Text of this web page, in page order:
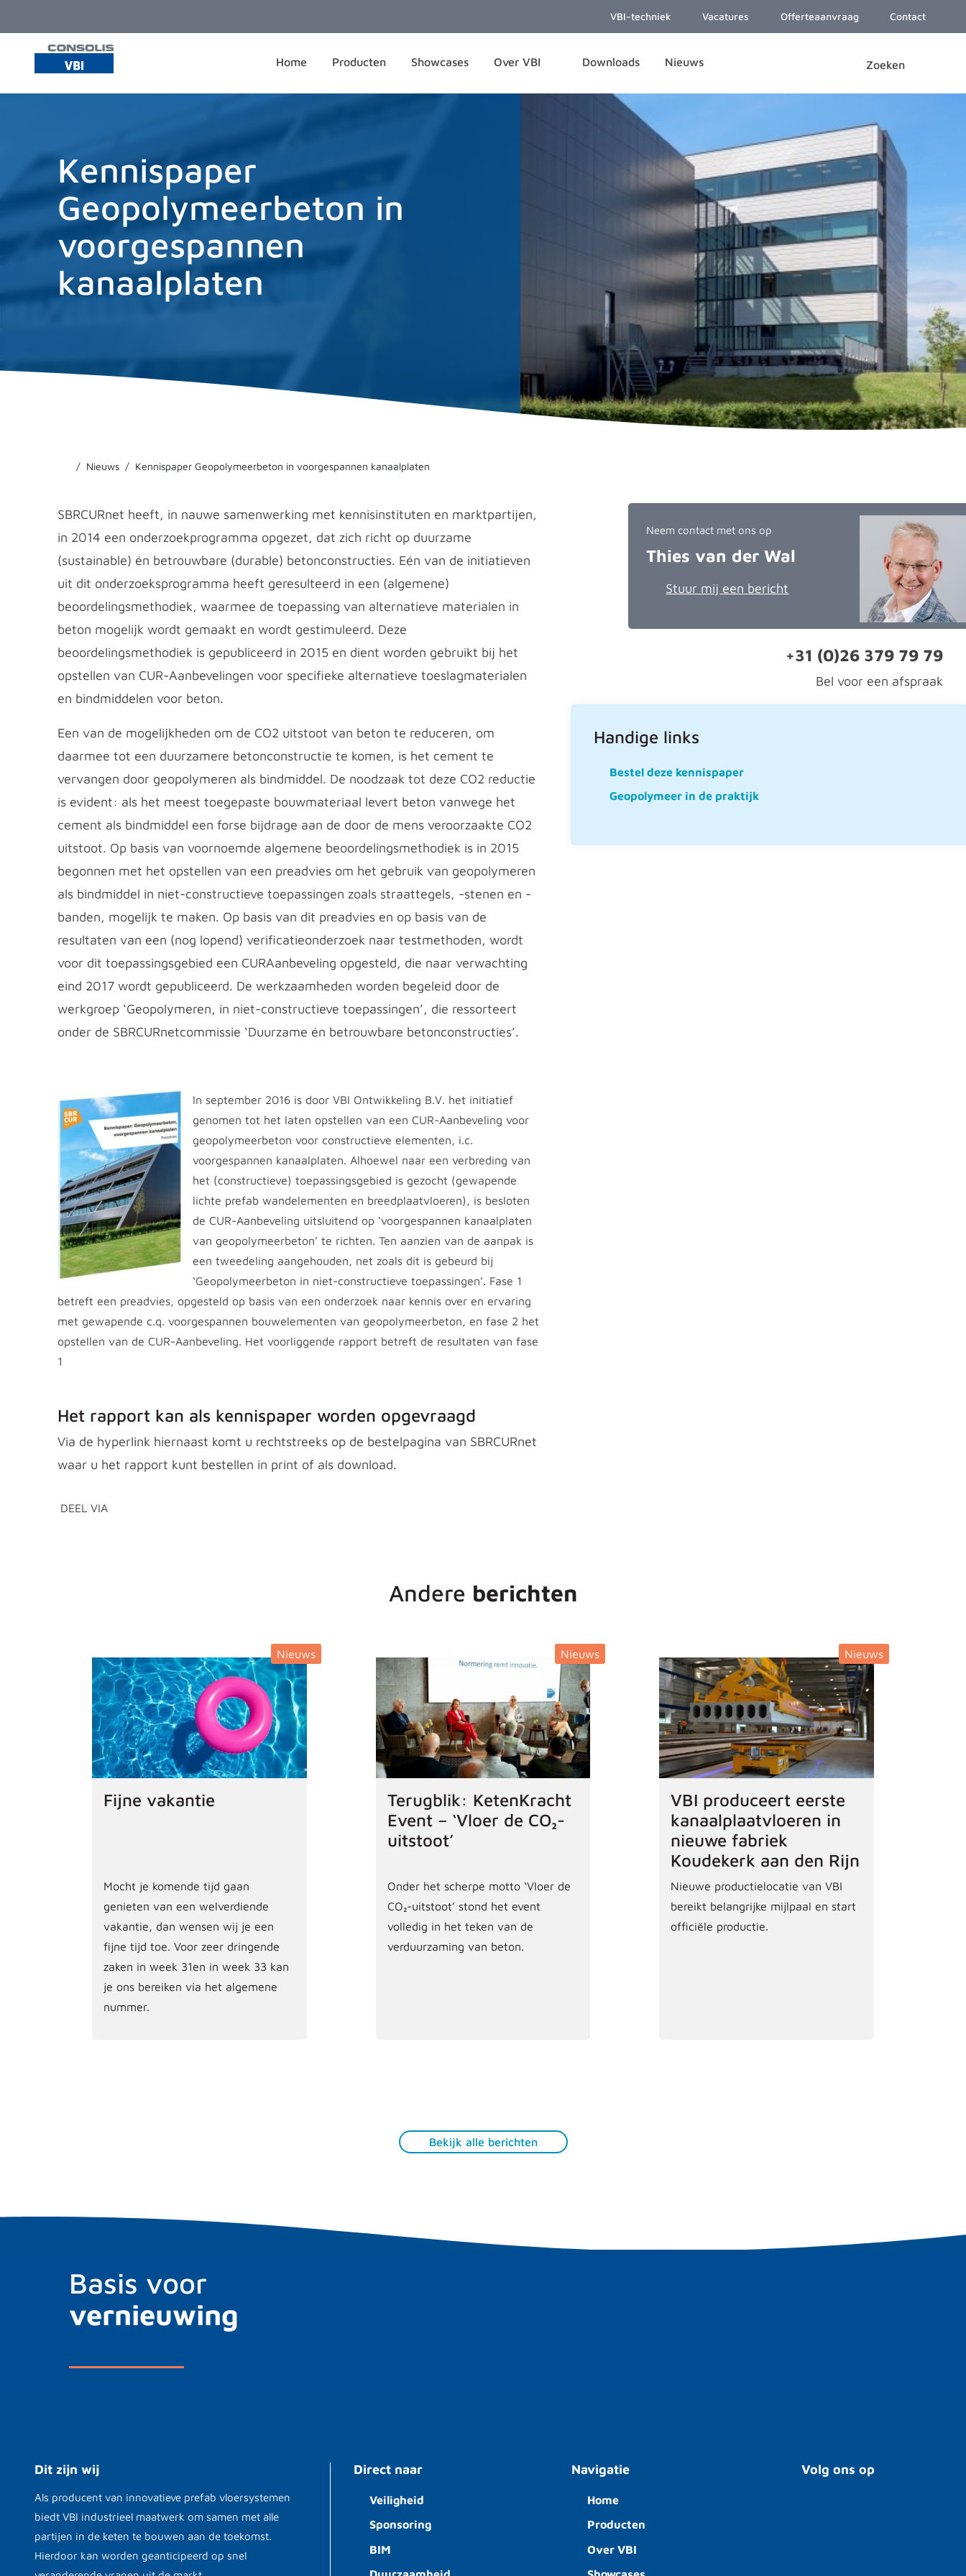
VBI-techniek Vacatures Offerteaanvraag Contact
Home Producten Showcases Over VBI Downloads Nieuws
Kennispaper
Geopolymeerbeton in
voorgespannen
kanaalplaten
Nieuws Kennispaper Geopolymeerbeton in voorgespannen kanaalplaten
SBRCURnet heeft, in nauwe samenwerking met kennisinstituten en marktpartijen,
in 2014 een onderzoekprogramma opgezet, dat zich richt op duurzame
(sustainable) én betrouwbare (durable) betonconstructies. Eén van de initiatieven
uit dit onderzoeksprogramma heeft geresulteerd in een (algemene)
beoordelingsmethodiek, waarmee de toepassing van alternatieve materialen in
beton mogelijk wordt gemaakt en wordt gestimuleerd. Deze
beoordelingsmethodiek is gepubliceerd in 2015 en dient worden gebruikt bij het
opstellen van CUR-Aanbevelingen voor specifieke alternatieve toeslagmaterialen
en bindmiddelen voor beton.
Een van de mogelijkheden om de CO2 uitstoot van beton te reduceren, om
daarmee tot een duurzamere betonconstructie te komen, is het cement te
vervangen door geopolymeren als bindmiddel. De noodzaak tot deze CO2 reductie
is evident: als het meest toegepaste bouwmateriaal levert beton vanwege het
cement als bindmiddel een forse bijdrage aan de door de mens veroorzaakte CO2
uitstoot. Op basis van voornoemde algemene beoordelingsmethodiek is in 2015
begonnen met het opstellen van een preadvies om het gebruik van geopolymeren
als bindmiddel in niet-constructieve toepassingen zoals straattegels, -stenen en -
banden, mogelijk te maken. Op basis van dit preadvies en op basis van de
resultaten van een (nog lopend) verificatieonderzoek naar testmethoden, wordt
voor dit toepassingsgebied een CURAanbeveling opgesteld, die naar verwachting
eind 2017 wordt gepubliceerd. De werkzaamheden worden begeleid door de
werkgroep ‘Geopolymeren, in niet-constructieve toepassingen’, die ressorteert
onder de SBRCURnetcommissie ‘Duurzame én betrouwbare betonconstructies’.
In september 2016 is door VBI Ontwikkeling B.V. het initiatief
genomen tot het laten opstellen van een CUR-Aanbeveling voor
geopolymeerbeton voor constructieve elementen, i.c.
voorgespannen kanaalplaten. Alhoewel naar een verbreding van
het (constructieve) toepassingsgebied is gezocht (gewapende
lichte prefab wandelementen en breedplaatvloeren), is besloten
de CUR-Aanbeveling uitsluitend op ‘voorgespannen kanaalplaten
van geopolymeerbeton’ te richten. Ten aanzien van de aanpak is
een tweedeling aangehouden, net zoals dit is gebeurd bij
‘Geopolymeerbeton in niet-constructieve toepassingen’. Fase 1
betreft een preadvies, opgesteld op basis van een onderzoek naar kennis over en ervaring
met gewapende c.q. voorgespannen bouwelementen van geopolymeerbeton, en fase 2 het
opstellen van de CUR-Aanbeveling. Het voorliggende rapport betreft de resultaten van fase
1
Het rapport kan als kennispaper worden opgevraagd
Via de hyperlink hiernaast komt u rechtstreeks op de bestelpagina van SBRCURnet
waar u het rapport kunt bestellen in print of als download.
Neem contact met ons op
Thies van der Wal
Stuur mij een bericht
+31 (0)26 379 79 79
Bel voor een afspraak
Handige links
Bestel deze kennispaper
Geopolymeer in de praktijk
DEEL VIA
Andere berichten
Nieuws
Fijne vakantie
Mocht je komende tijd gaan
genieten van een welverdiende
vakantie, dan wensen wij je een
fijne tijd toe. Voor zeer dringende
zaken in week 31en in week 33 kan
je ons bereiken via het algemene
nummer.
Nieuws
Terugblik: KetenKracht
Event – ‘Vloer de CO₂-
uitstoot’
Onder het scherpe motto ‘Vloer de
CO₂-uitstoot’ stond het event
volledig in het teken van de
verduurzaming van beton.
Nieuws
VBI produceert eerste
kanaalplaatvloeren in
nieuwe fabriek
Koudekerk aan den Rijn
Nieuwe productielocatie van VBI
bereikt belangrijke mijlpaal en start
officiële productie.
Bekijk alle berichten
Basis voor
vernieuwing
Dit zijn wij
Als producent van innovatieve prefab vloersystemen
biedt VBI industrieel maatwerk om samen met alle
partijen in de keten te bouwen aan de toekomst.
Hierdoor kan worden geanticipeerd op snel
Direct naar
Veiligheid
Sponsoring
BIM
Navigatie
Home
Producten
Over VBI
Volg ons op